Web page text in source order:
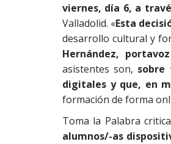
viernes, día 6, a
Valladolid. «Esta
desarrollo cultural y
Hernández,
asistentes son, sobre
digitales y que, en
formación de forma
Toma la Palabra
alumnos/-as